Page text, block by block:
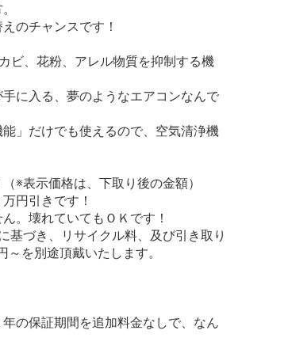
のチャンスです！
ビ、花粉、アレル物質を抑制する機
に入る、夢のようなエアコンなんで
」だけでも使えるので、空気清浄機
※表示価格は、下取り後の金額）
円引きです！
。壊れていてもＯＫです！
基づき、リサイクル料、及び引き取り
を別途頂戴いたします。
の保証期間を追加料金なしで、なん